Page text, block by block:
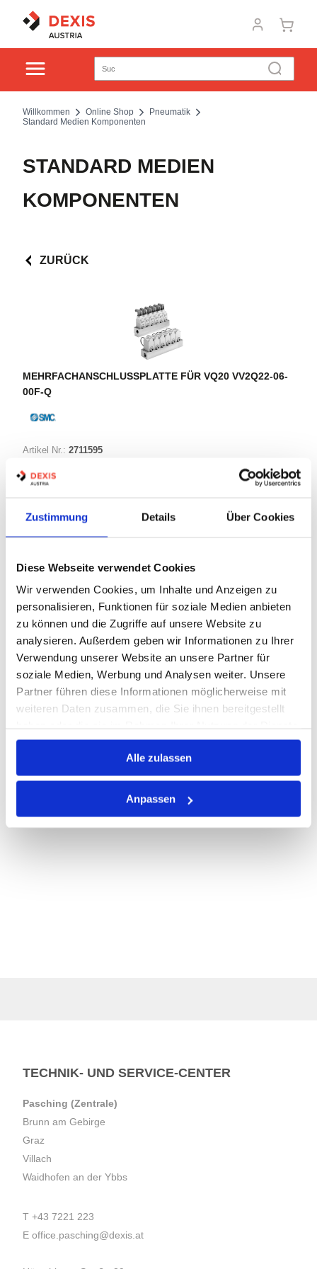
Zustimmung Details Über Cookies
Diese Webseite verwendet Cookies
Wir verwenden Cookies, um Inhalte und Anzeigen zu
personalisieren, Funktionen für soziale Medien anbieten
zu können und die Zugriffe auf unsere Website zu
analysieren. Außerdem geben wir Informationen zu Ihrer
Verwendung unserer Website an unsere Partner für
soziale Medien, Werbung und Analysen weiter. Unsere
Partner führen diese Informationen möglicherweise mit
weiteren Daten zusammen, die Sie ihnen bereitgestellt
gesammelt haben.
Alle zulassen
Anpassen
Willkommen Online Shop
Pneumatik
Standard Medien Komponenten
STANDARD MEDIEN
KOMPONENTEN
ZURÜCK
MEHRFACHANSCHLUSSPLATTE FÜR VQ20 VV2Q22-06-0
0F-Q
Artikel Nr.: 2711595
Marke:
Herst.:
Nicht auf Lager
Print
PRODUKTBESCHREIBUNG
ALLE SPEZIFIKATIONEN
TECHNIK- UND SERVICE-CENTER
Pasching (Zentrale)
Brunn am Gebirge
Graz
Villach
Waidhofen an der Ybbs
T +43 7221 223
E office.pasching@dexis.at